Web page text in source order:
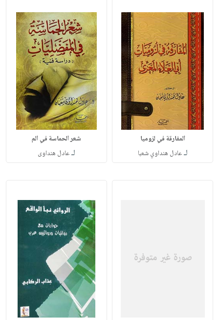
المفارقة في لزوميا
لـعادل هنداوي شعبا
شعر الحماسة في الم
لـعادل هنداوى